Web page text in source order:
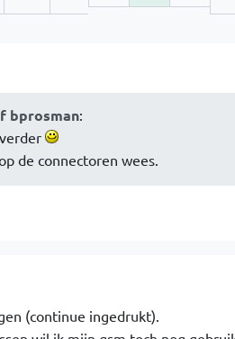
bprosman:
de connectoren wees.
(continue ingedrukt).